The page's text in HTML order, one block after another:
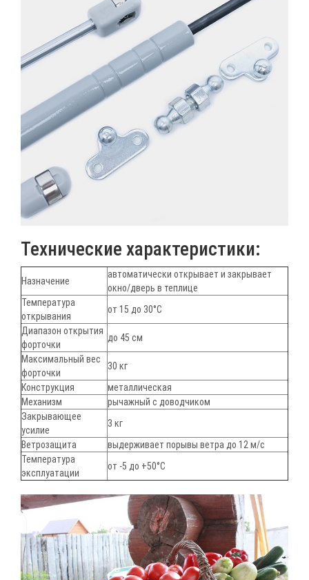
Технические характеристики:
Назначение
автоматически открывает и закрывает
окно/дверь в теплице
Температура
открывания
от 15 до 30°С
Диапазон открытия
форточки
до 45 см
Максимальный вес
форточки
30 кг
Конструкция
металлическая
Механизм
рычажный с доводчиком
Закрывающее
усилие
3 кг
Ветрозащита
выдерживает порывы ветра до 12 м/с
Температура
эксплуатации
от -5 до +50°С